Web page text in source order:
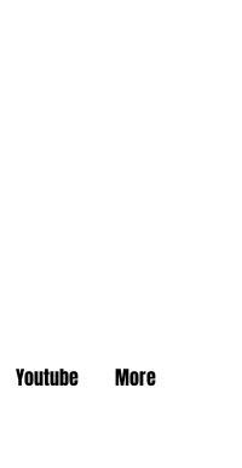
Youtube More